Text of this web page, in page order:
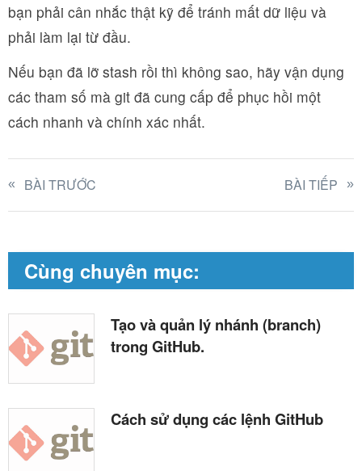
bạn phải cân nhắc thật kỹ để tránh mất dữ liệu và
phải làm lại từ đầu.
Nếu bạn đã lỡ stash rồi thì không sao, hãy vận dụng
các tham số mà git đã cung cấp để phục hồi một
cách nhanh và chính xác nhất.
BÀI TRƯỚC BÀI TIẾP
Cùng chuyên mục:
Tạo và quản lý nhánh (branch)
trong GitHub.
Cách sử dụng các lệnh GitHub